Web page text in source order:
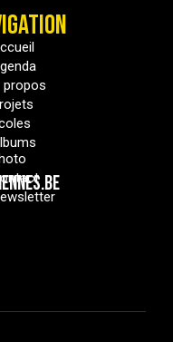
propos